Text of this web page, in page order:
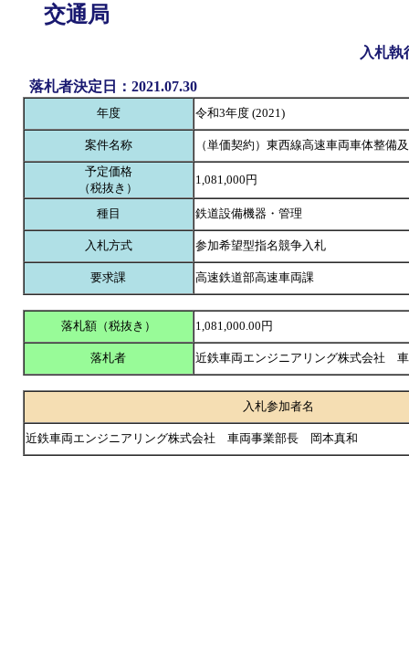
交通局
入札執
落札者決定日：2021.07.30
年度 令和3年度 (2021)
案件名称
（単価契約）東西線高速車両車体整備
予定価格
（税抜き）
1,081,000円
種目 鉄道設備機器・管理
入札方式 参加希望型指名競争入札
要求課 高速鉄道部高速車両課
落札額（税抜き） 1,081,000.00円
落札者 近鉄車両エンジニアリング株式会社
入札参加者名
近鉄車両エンジニアリング株式会社 車両事業部長 岡本真和